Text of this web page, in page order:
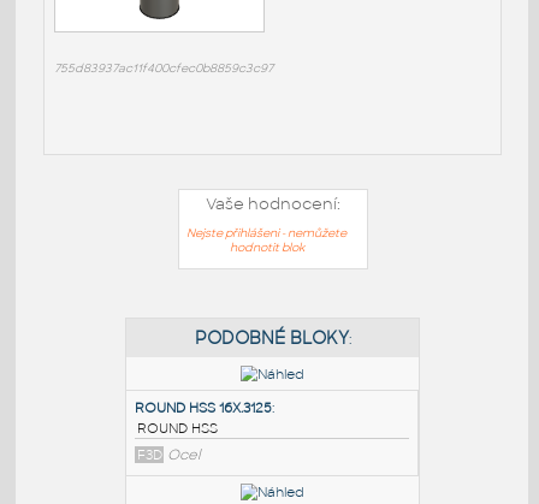
755d83937ac11f400cfec0b8859c3c97
Vaše hodnocení:
Nejste přihlášeni - nemůžete
hodnotit blok